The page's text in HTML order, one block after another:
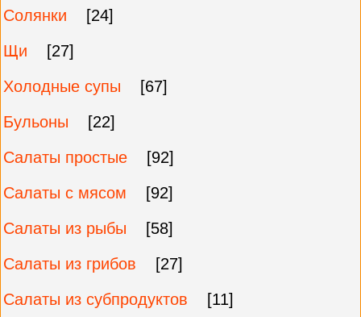
Солянки
[24]
Щи
[27]
Холодные супы
[67]
Бульоны
[22]
Салаты простые
[92]
Салаты с мясом
[92]
Салаты из рыбы
[58]
Салаты из грибов
[27]
Салаты из субпродуктов
[11]